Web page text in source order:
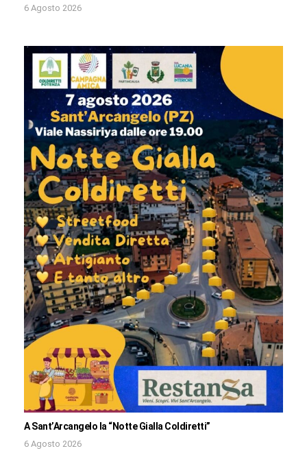
6 Agosto 2026
A Sant’Arcangelo la “Notte Gialla Coldiretti”
6 Agosto 2026